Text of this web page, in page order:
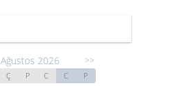
Ağustos 2026 >>
Ç P C C P